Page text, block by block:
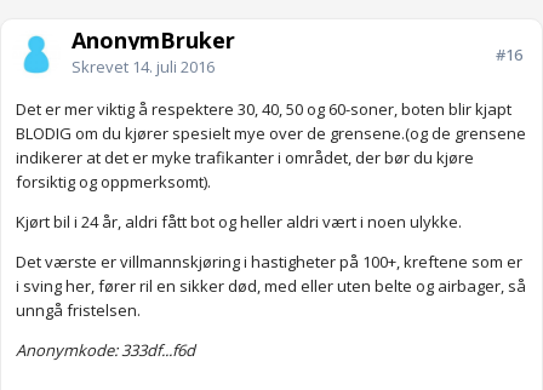
AnonymBruker
Skrevet 14. juli 2016
#16
Det er mer viktig å respektere 30, 40, 50 og 60-soner, boten blir kjapt
BLODIG om du kjører spesielt mye over de grensene.(og de grensene
indikerer at det er myke trafikanter i området, der bør du kjøre
forsiktig og oppmerksomt).
Kjørt bil i 24 år, aldri fått bot og heller aldri vært i noen ulykke.
Det værste er villmannskjøring i hastigheter på 100+, kreftene som er
i sving her, fører ril en sikker død, med eller uten belte og airbager, så
unngå fristelsen.
Anonymkode: 333df...f6d